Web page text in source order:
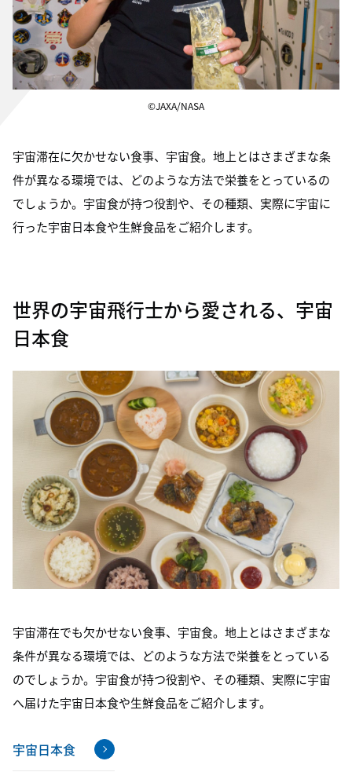
宇宙滞在に欠かせない食事、宇宙食。地上とはさまざまな条
件が異なる環境では、どのような方法で栄養をとっているの
でしょうか。宇宙食が持つ役割や、その種類、実際に宇宙に
行った宇宙日本食や生鮮食品をご紹介します。
©JAXA/NASA
世界の宇宙飛行士から愛される、宇宙
日本食
宇宙滞在でも欠かせない食事、宇宙食。地上とはさまざまな
条件が異なる環境では、どのような方法で栄養をとっている
のでしょうか。宇宙食が持つ役割や、その種類、実際に宇宙
へ届けた宇宙日本食や生鮮食品をご紹介します。
宇宙日本食